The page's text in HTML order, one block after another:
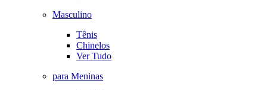
Masculino
Tênis
Chinelos
Ver Tudo
para Meninas